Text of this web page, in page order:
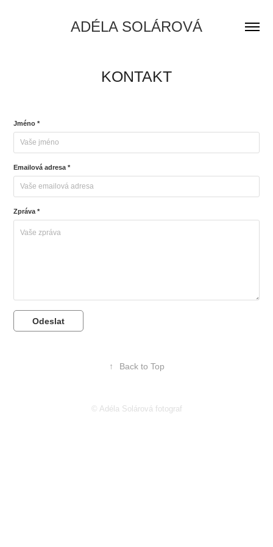
ADÉLA SOLÁROVÁ
KONTAKT
Jméno *
Emailová adresa *
Zpráva *
Odeslat
↑ Back to Top
© Adéla Solárová fotograf